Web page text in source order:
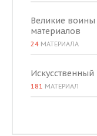
Великие воины
материалов
24 МАТЕРИАЛА
Искусственный
181 МАТЕРИАЛ